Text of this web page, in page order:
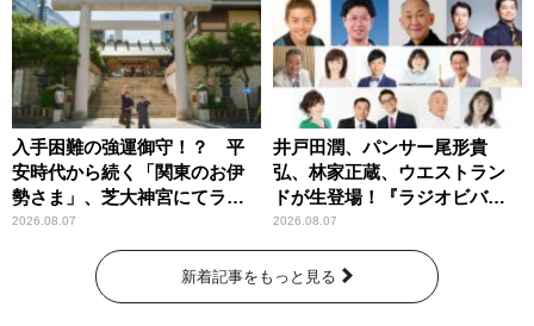
入手困難の強運御守！？ 平
安時代から続く「関東のお伊
勢さま」、芝大神宮にてラン
パンプスが合格祈願！
2026.08.07
井戸田潤、パンサー尾形貴
弘、林家正蔵、ウエストラン
ドが生登場！『ラジオビバリ
ー昼ズ』
2026.08.07
新着記事をもっと見る